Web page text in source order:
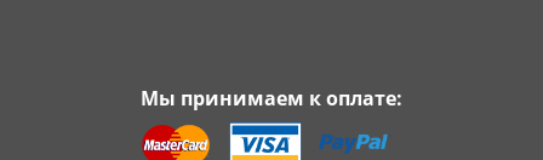
Мы принимаем к оплате: